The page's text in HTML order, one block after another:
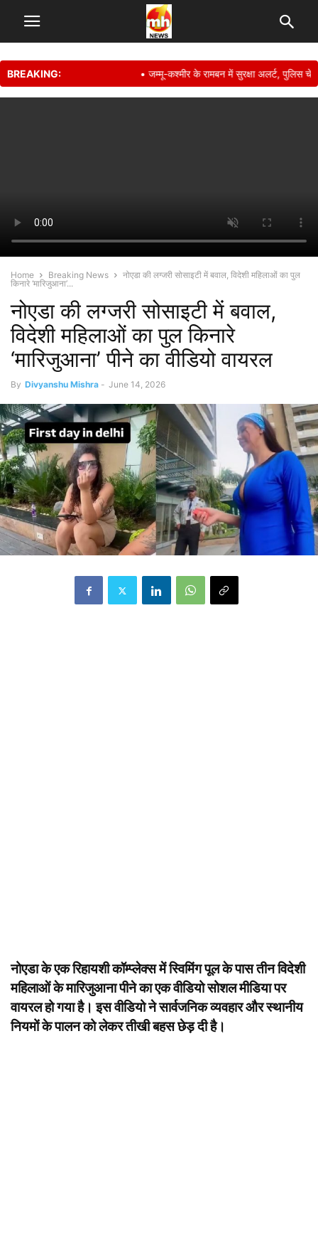
BREAKING: • जम्मू-कश्मीर के रामबन में सुरक्षा अलर्ट, पुलिस
Home Breaking News
नोएडा की लग्जरी सोसाइटी में बवाल, विदेशी महिलाओं का पुल
किनारे ‘मारिजुआना’...
नोएडा की लग्जरी सोसाइटी में बवाल,
विदेशी महिलाओं का पुल किनारे
‘मारिजुआना’ पीने का वीडियो वायरल
By Divyanshu Mishra - June 14, 2026
नोएडा के एक रिहायशी कॉम्प्लेक्स में स्विमिंग पूल के पास तीन विदेशी
महिलाओं के मारिजुआना पीने का एक वीडियो सोशल मीडिया पर
वायरल हो गया है। इस वीडियो ने सार्वजनिक व्यवहार और स्थानीय
नियमों के पालन को लेकर तीखी बहस छेड़ दी है।